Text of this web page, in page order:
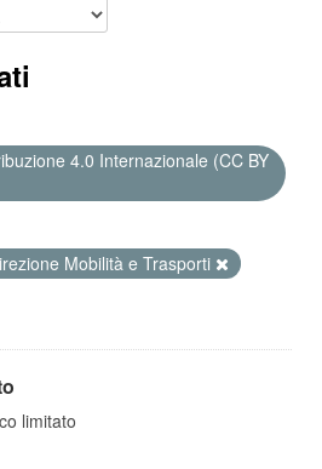
4.0 Internazionale (CC BY
Mobilità e Trasporti
limitato